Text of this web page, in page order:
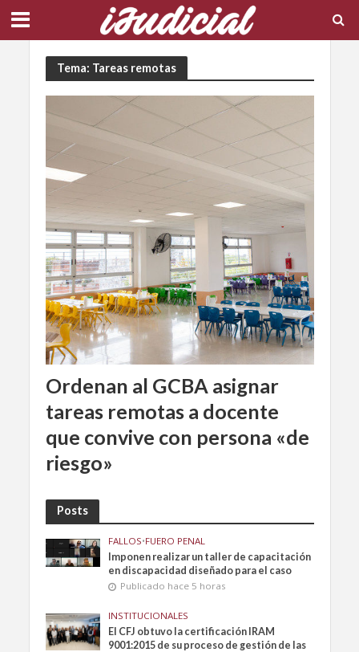
Tema: Tareas remotas
Ordenan al GCBA asignar
tareas remotas a docente
que convive con persona «de
riesgo»
Posts
FALLOS•FUERO PENAL
Imponen realizar un taller de capacitación
en discapacidad diseñado para el caso
Publicado hace 5 horas
INSTITUCIONALES
El CFJ obtuvo la certificación IRAM
9001:2015 de su proceso de gestión de las